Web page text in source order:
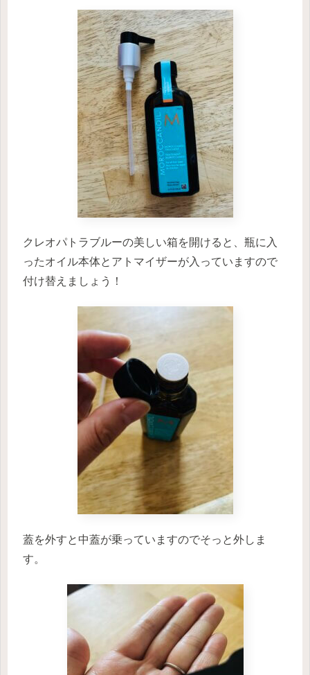
クレオパトラブルーの美しい箱を開けると、瓶に入
ったオイル本体とアトマイザーが入っていますので
付け替えましょう！
蓋を外すと中蓋が乗っていますのでそっと外しま
す。